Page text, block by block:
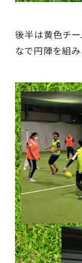
後半は黄色チー
なで円陣を組み